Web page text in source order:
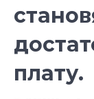
плату.